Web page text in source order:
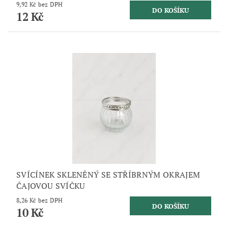
9,92 Kč bez DPH
12 Kč
SVÍCÍNEK SKLENĚNÝ SE STŘÍBRNÝM OKRAJEM
ČAJOVOU SVÍČKU
8,26 Kč bez DPH
10 Kč